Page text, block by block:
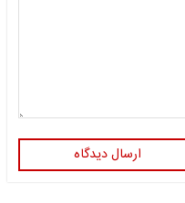
ارسال دیدگاه